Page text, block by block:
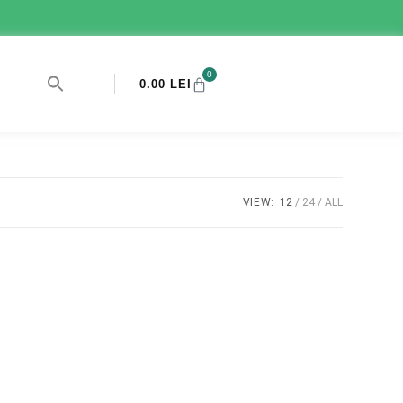
0.00 LEI
0
VIEW: 12 24 ALL